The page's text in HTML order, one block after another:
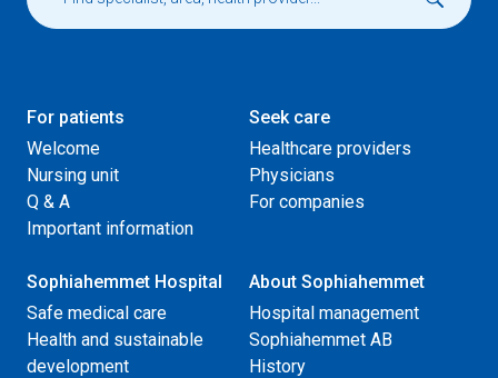
For patients
Welcome
Nursing unit
Q & A
Important information
Seek care
Healthcare providers
Physicians
For companies
Sophiahemmet Hospital
Safe medical care
Health and sustainable
development
About Sophiahemmet
Hospital management
Sophiahemmet AB
History